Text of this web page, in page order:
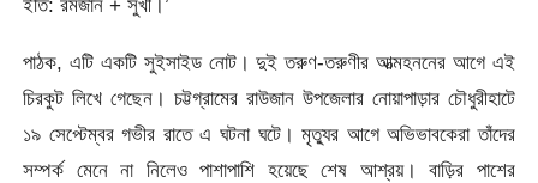
ইতি: রমজান + সুখী।’
পাঠক, এটি একটি সুইসাইড নোট। দুই তরুণ-তরুণীর আত্মহননের আগে এই
চিরকুট লিখে গেছেন। চট্টগ্রামের রাউজান উপজেলার নোয়াপাড়ার চৌধুরীহাটে
১৯ সেপ্টেম্বর গভীর রাতে এ ঘটনা ঘটে। মৃত্যুর আগে অভিভাবকেরা তাঁদের
সম্পর্ক মেনে না নিলেও পাশাপাশি হয়েছে শেষ আশ্রয়। বাড়ির পাশের